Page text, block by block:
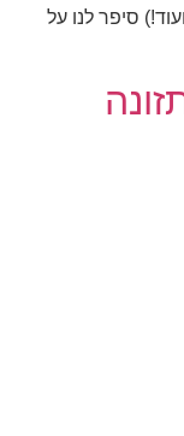
סיפר לנו על